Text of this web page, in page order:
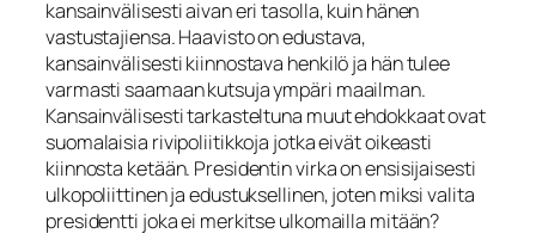
kansainvälisesti aivan eri tasolla, kuin hänen
vastustajiensa. Haavisto on edustava,
kansainvälisesti kiinnostava henkilö ja hän tulee
varmasti saamaan kutsuja ympäri maailman.
Kansainvälisesti tarkasteltuna muut ehdokkaat ovat
suomalaisia rivipoliitikkoja jotka eivät oikeasti
kiinnosta ketään. Presidentin virka on ensisijaisesti
ulkopoliittinen ja edustuksellinen, joten miksi valita
presidentti joka ei merkitse ulkomailla mitään?